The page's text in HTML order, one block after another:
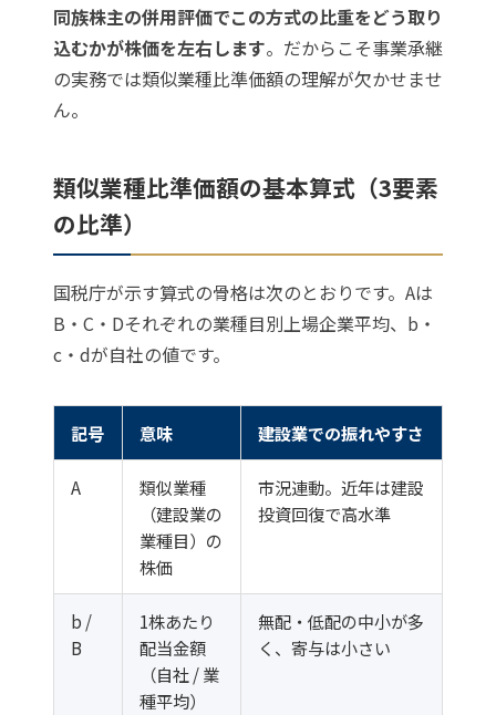
同族株主の併用評価でこの方式の比重をどう取り
込むかが株価を左右します。だからこそ事業承継
の実務では類似業種比準価額の理解が欠かせませ
ん。
類似業種比準価額の基本算式（3要素
の比準）
国税庁が示す算式の骨格は次のとおりです。Aは
B・C・Dそれぞれの業種目別上場企業平均、b・
c・dが自社の値です。
記号 意味 建設業での振れやすさ
A
類似業種
（建設業の
業種目）の
株価
市況連動。近年は建設
投資回復で高水準
b /
B
1株あたり
配当金額
（自社 / 業
種平均）
無配・低配の中小が多
く、寄与は小さい